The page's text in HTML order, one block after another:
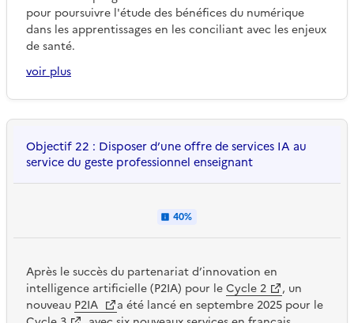
pour poursuivre l'étude des bénéfices du numérique
dans les apprentissages en les conciliant avec les enjeux
de santé.
voir plus
Objectif 22 : Disposer d’une offre de services IA au
service du geste professionnel enseignant
40%
Après le succès du partenariat d’innovation en
intelligence artificielle (P2IA) pour leCycle 2
, un
nouveau P2IA
a été lancé en septembre 2025 pour le